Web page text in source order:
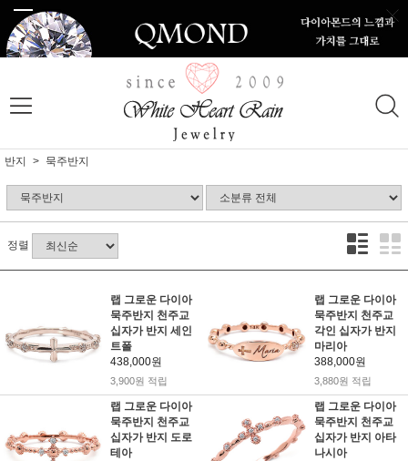
반지 묵주반지
정렬
랩 그로운 다이아
묵주반지 천주교
십자가 반지 세인
트폴
438,000원
3,900원 적립
랩 그로운 다이아
묵주반지 천주교
각인 십자가 반지
마리아
388,000원
3,880원 적립
랩 그로운 다이아
묵주반지 천주교
십자가 반지 도로
테아
랩 그로운 다이아
묵주반지 천주교
십자가 반지 아타
나시아